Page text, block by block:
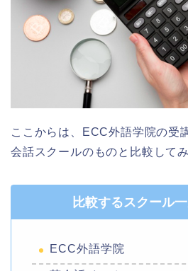
ここからは、ECC外語学院の受
会話スクールのものと比較してみ
比較するスクール一
ECC外語学院